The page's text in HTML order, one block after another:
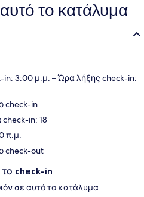
το κατάλυμα
3:00 μ.μ. – Ώρα λήξης check-in:
check-in
check-in: 18
π.μ.
check-out
το check-in
σε αυτό το κατάλυμα